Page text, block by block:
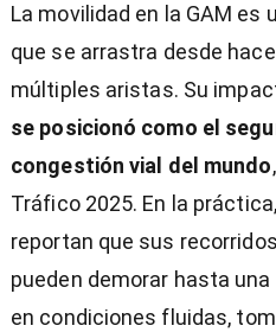
La movilidad en la GAM es
que se arrastra desde
múltiples aristas. Su
se posicionó como el
congestión vial del mundo
Tráfico 2025. En la
reportan que sus
pueden demorar hasta
en condiciones fluidas,